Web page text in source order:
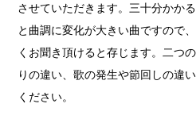
させていただきます。三十分かか
と曲調に変化が大きい曲ですので
くお聞き頂けると存じます。二つ
りの違い、歌の発生や節回しの違
ください。